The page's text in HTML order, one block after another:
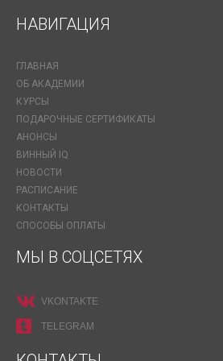
НАВИГАЦИЯ
ГЛАВНАЯ
ОБ АКАДЕМИИ
КУРСЫ
ПОДАРОЧНЫЕ СЕРТИФИКАТЫ
АНОНСЫ
ВИННЫЙ IQ
НОВОСТИ
РАСПИСАНИЕ
КОНТАКТЫ
СПОСОБЫ ОПЛАТЫ
МЫ В СОЦСЕТЯХ
VKONTAKTE
TELEGRAM